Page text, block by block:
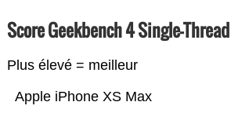
Score Geekbench 4 Single-Thread
Plus élevé = meilleur
Apple iPhone XS Max